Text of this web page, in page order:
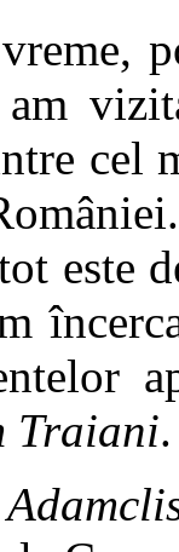
am
cel
este
Traiani.